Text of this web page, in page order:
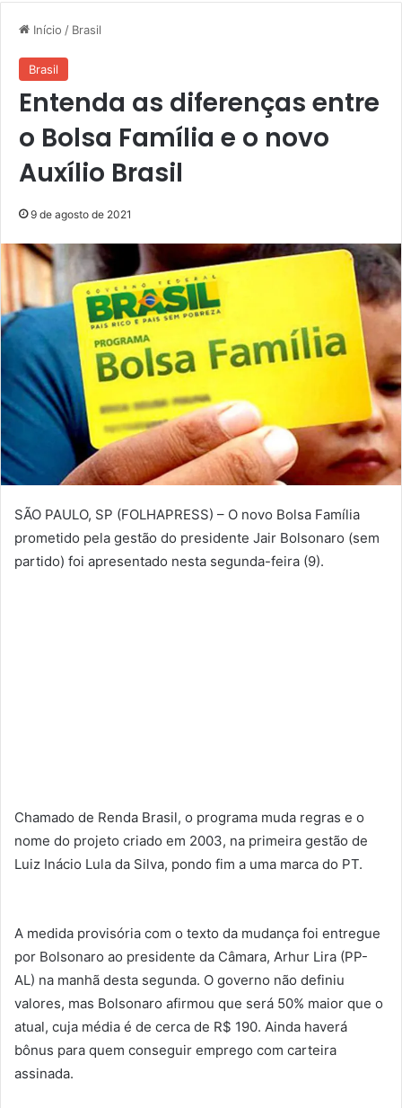
Início / Brasil
Brasil
Entenda as diferenças entre
o Bolsa Família e o novo
Auxílio Brasil
9 de agosto de 2021
SÃO PAULO, SP (FOLHAPRESS) – O novo Bolsa Família
prometido pela gestão do presidente Jair Bolsonaro (sem
partido) foi apresentado nesta segunda-feira (9).
Chamado de Renda Brasil, o programa muda regras e o
nome do projeto criado em 2003, na primeira gestão de
Luiz Inácio Lula da Silva, pondo fim a uma marca do PT.
A medida provisória com o texto da mudança foi entregue
por Bolsonaro ao presidente da Câmara, Arhur Lira (PP-
AL) na manhã desta segunda. O governo não definiu
valores, mas Bolsonaro afirmou que será 50% maior que o
atual, cuja média é de cerca de R$ 190. Ainda haverá
bônus para quem conseguir emprego com carteira
assinada.